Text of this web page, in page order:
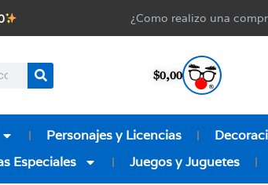
¿Como realizo una
$0,00
Personajes y Licencias
Especiales Juegos y Juguetes